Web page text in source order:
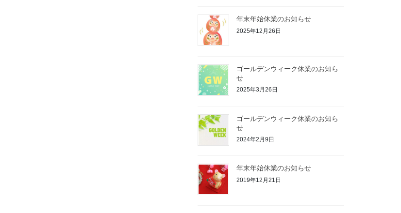
年末年始休業のお知らせ
2025年12月26日
ゴールデンウィーク休業のお知ら
せ
2025年3月26日
ゴールデンウィーク休業のお知ら
せ
2024年2月9日
年末年始休業のお知らせ
2019年12月21日